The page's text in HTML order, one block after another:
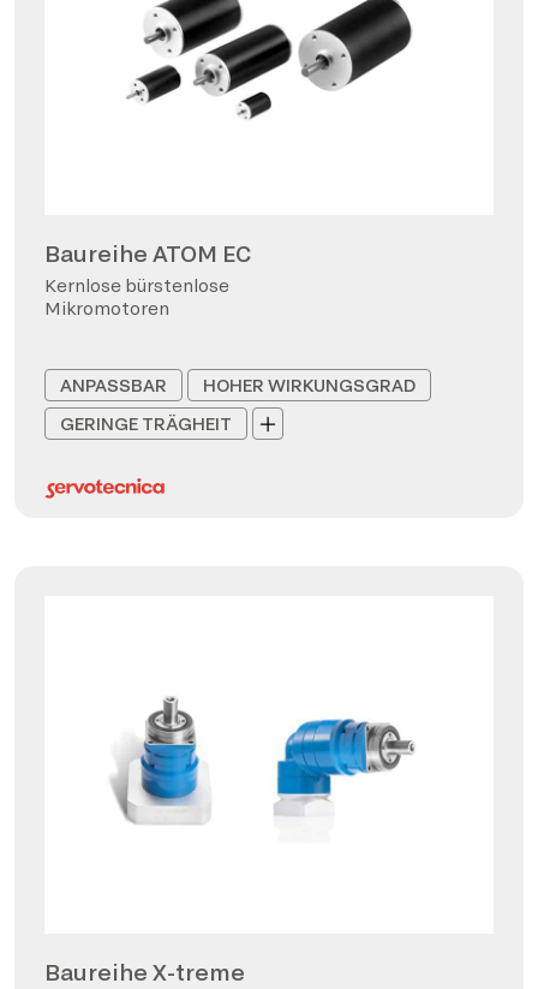
Baureihe ATOM EC
Kernlose bürstenlose
Mikromotoren
ANPASSBAR
HOHER WIRKUNGSGRAD
GERINGE TRÄGHEIT
Baureihe X-treme